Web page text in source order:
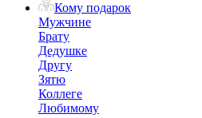
Кому подарок
Мужчине
Брату
Дедушке
Другу
Зятю
Коллеге
Любимому